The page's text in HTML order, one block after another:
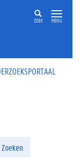
ZOEK MENU
Zoeken